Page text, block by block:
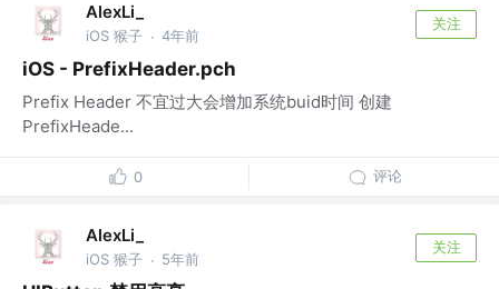
AlexLi_
iOS 猴子 · 4年前
关注
iOS - PrefixHeader.pch
Prefix Header 不宜过大会增加系统buid时间 创建
PrefixHeade...
0 评论
AlexLi_
iOS 猴子 · 5年前
关注